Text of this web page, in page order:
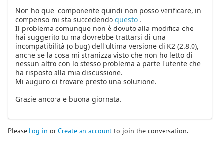
Non ho quel componente quindi non posso verificare, in
compenso mi sta succedendo questo .
Il problema comunque non è dovuto alla modifica che
hai suggerito tu ma dovrebbe trattarsi di una
incompatibilità (o bug) dell'ultima versione di K2 (2.8.0),
anche se la cosa mi stranizza visto che non ho letto di
nessun altro con lo stesso problema a parte l'utente che
ha risposto alla mia discussione.
Mi auguro di trovare presto una soluzione.
Grazie ancora e buona giornata.
Please Log in or Create an account to join the conversation.